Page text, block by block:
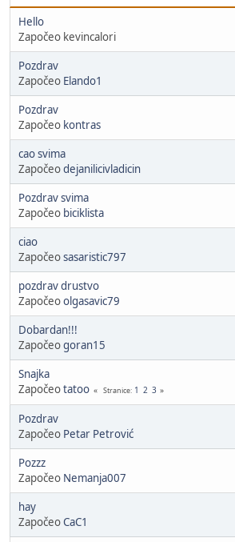
Hello
Započeo kevincalori
Pozdrav
Započeo Elando1
Pozdrav
Započeo kontras
cao svima
Započeodejanilicivladicin
Pozdrav svima
Započeo biciklista
ciao
Započeosasaristic797
pozdrav drustvo
Započeoolgasavic79
Dobardan!!!
Započeogoran15
Snajka
Započeotatoo Stranice 1 2 3
Pozdrav
Započeo Petar Petrović
Pozzz
Započeo Nemanja007
hay
ZapočeoCaC1